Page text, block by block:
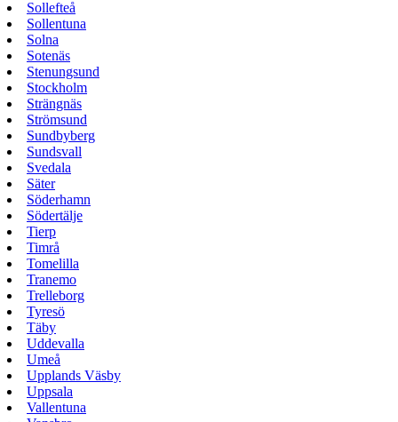
Sollefteå
Sollentuna
Solna
Sotenäs
Stenungsund
Stockholm
Strängnäs
Strömsund
Sundbyberg
Sundsvall
Svedala
Säter
Söderhamn
Södertälje
Tierp
Timrå
Tomelilla
Tranemo
Trelleborg
Tyresö
Täby
Uddevalla
Umeå
Upplands Väsby
Uppsala
Vallentuna